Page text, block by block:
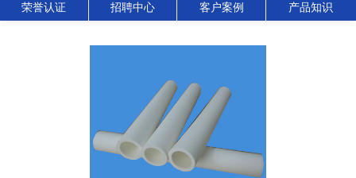
荣誉认证 招聘中心 客户案例 产品知识